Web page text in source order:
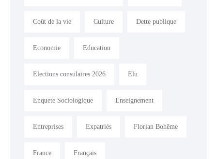
Coût de la vie Culture Dette publique
Economie Education
Elections consulaires 2026 Elu
Enquete Sociologique Enseignement
Entreprises Expatriés Florian Bohême
France Français